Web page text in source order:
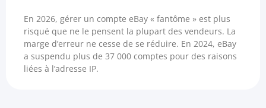
En 2026, gérer un compte eBay « fantôme » est plus
risqué que ne le pensent la plupart des vendeurs. La
marge d’erreur ne cesse de se réduire. En 2024, eBay
a suspendu plus de 37 000 comptes pour des raisons
liées à l’adresse IP.